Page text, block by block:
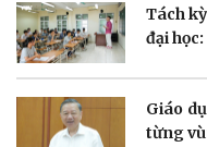
Doanh nghiệp
Thông tin doanh nghiệp
Doanh nghiệp 24h
Doanh nhân
Vì cộng đồng
Tách
đại
Giáo
từng